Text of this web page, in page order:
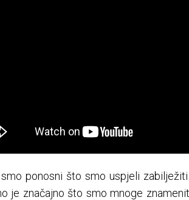
smo ponosni što smo uspjeli
je značajno što smo mnoge